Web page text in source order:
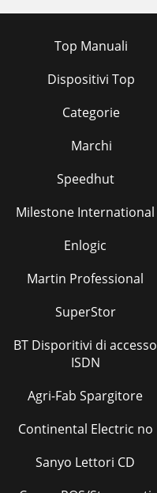
Top Manuali
Dispositivi Top
Categorie
Marchi
Speedhut
Milestone International
Enlogic
Martin Professional
SuperStor
BT Disporitivi di accesso
ISDN
Agri-Fab Spargitore
Continental Electric no
Sanyo Lettori CD